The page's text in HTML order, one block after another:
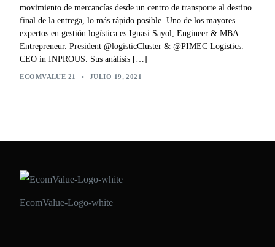
movimiento de mercancías desde un centro de transporte al destino
final de la entrega, lo más rápido posible. Uno de los mayores
expertos en gestión logística es Ignasi Sayol, Engineer & MBA.
Entrepreneur. President @logisticCluster & @PIMEC Logistics.
CEO in INPROUS. Sus análisis […]
ECOMVALUE 21 • JULIO 19, 2021
EcomValue-Logo-white